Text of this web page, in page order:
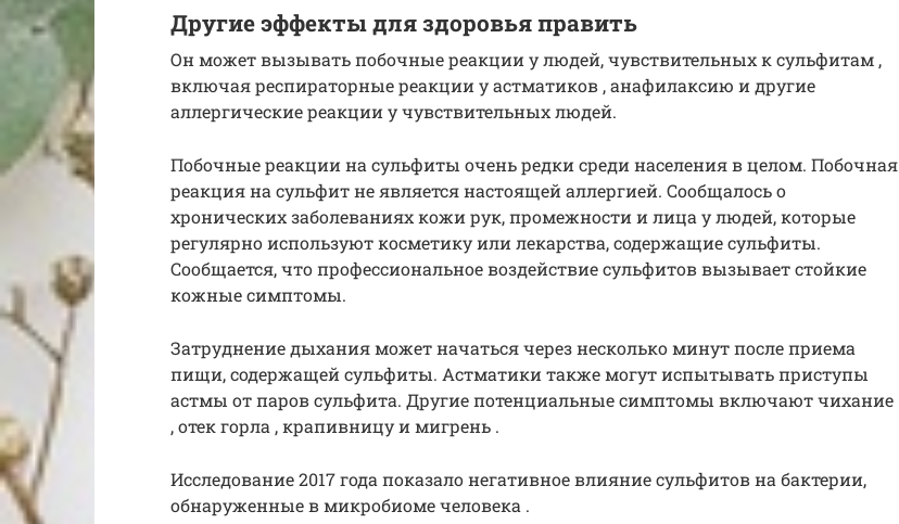
Другие эффекты для здоровья править
Он может вызывать побочные реакции у людей, чувствительных к сульфитам ,
включая респираторные реакции у астматиков , анафилаксию и другие
аллергические реакции у чувствительных людей.
Побочные реакции на сульфиты очень редки среди населения в целом. Побочная
реакция на сульфит не является настоящей аллергией. Сообщалось о
хронических заболеваниях кожи рук, промежности и лица у людей, которые
регулярно используют косметику или лекарства, содержащие сульфиты.
Сообщается, что профессиональное воздействие сульфитов вызывает стойкие
кожные симптомы.
Затруднение дыхания может начаться через несколько минут после приема
пищи, содержащей сульфиты. Астматики также могут испытывать приступы
астмы от паров сульфита. Другие потенциальные симптомы включают чихание
, отек горла , крапивницу и мигрень .
Исследование 2017 года показало негативное влияние сульфитов на бактерии,
обнаруженные в микробиоме человека .